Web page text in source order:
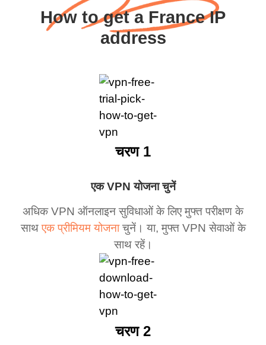
How to get a France IP
address
एक VPN योजना चुनें
अधिक VPN ऑनलाइन सुविधाओं के लिए मुफ्त परीक्षण के
साथएक प्रीमियम योजनाचुनें। या, मुफ्त VPN सेवाओं के
साथ रहें।
चरण 1
चरण 2